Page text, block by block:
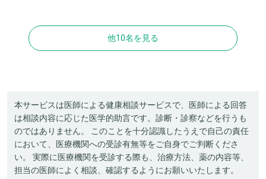
他10名を見る
本サービスは医師による健康相談サービスで、医師による回答
は相談内容に応じた医学的助言です。診断・診察などを行うも
のではありません。 このことを十分認識したうえで自己の責任
において、医療機関への受診有無等をご自身でご判断くださ
い。 実際に医療機関を受診する際も、治療方法、薬の内容等、
担当の医師によく相談、確認するようにお願いいたします。